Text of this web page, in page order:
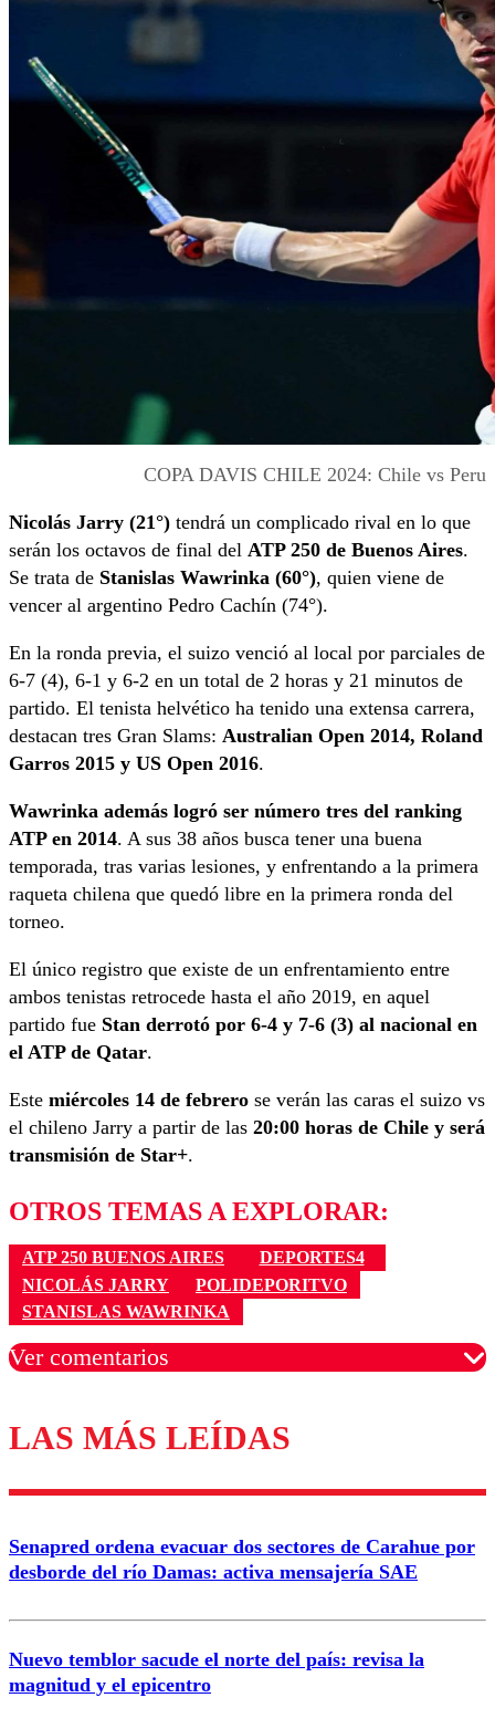
COPA DAVIS CHILE 2024: Chile vs Peru
Nicolás Jarry (21°) tendrá un complicado rival en lo que
serán los octavos de final del ATP 250 de Buenos Aires.
Se trata de Stanislas Wawrinka (60°), quien viene de
vencer al argentino Pedro Cachín (74°).
En la ronda previa, el suizo venció al local por parciales de
6-7 (4), 6-1 y 6-2 en un total de 2 horas y 21 minutos de
partido. El tenista helvético ha tenido una extensa carrera,
destacan tres Gran Slams: Australian Open 2014, Roland
Garros 2015 y US Open 2016.
Wawrinka además logró ser número tres del ranking
ATP en 2014. A sus 38 años busca tener una buena
temporada, tras varias lesiones, y enfrentando a la primera
raqueta chilena que quedó libre en la primera ronda del
torneo.
El único registro que existe de un enfrentamiento entre
ambos tenistas retrocede hasta el año 2019, en aquel
partido fue Stan derrotó por 6-4 y 7-6 (3) al nacional en
el ATP de Qatar.
Este miércoles 14 de febrero se verán las caras el suizo vs
el chileno Jarry a partir de las 20:00 horas de Chile y será
transmisión de Star+.
OTROS TEMAS A EXPLORAR:
ATP 250 BUENOS AIRES
DEPORTES4
NICOLÁS JARRY
POLIDEPORITVO
STANISLAS WAWRINKA
Ver comentarios
Los comentarios son moderados para garantizar un
diálogo respetuoso.
Correo
LAS MÁS LEÍDAS
Senapred ordena evacuar dos sectores de Carahue por
desborde del río Damas: activa mensajería SAE
Nuevo temblor sacude el norte del país: revisa la
magnitud y el epicentro